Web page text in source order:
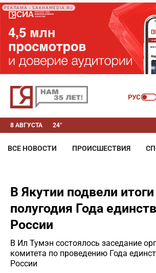
РЕКЛАМА • SAKHAMEDIA.RU
8 АВГУСТА 24°
ВСЕ НОВОСТИ ПРОИСШЕСТВИЯ
В Якутии подвели
полугодия Года
России
В Ил Тумэн состоялось заседание
комитета по проведению Года
России